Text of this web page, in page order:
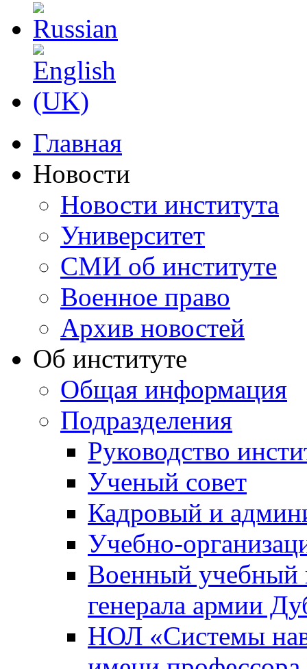
Главная
Новости
Новости института
Университет
СМИ об институте
Военное право
Архив новостей
Об институте
Общая информация
Подразделения
Руководство
Ученый совет
Кадровый и
Учебно-
Военный учебный
генерала армии
НОЛ «Системы